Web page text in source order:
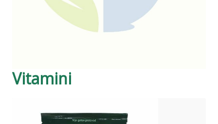
Vitamini